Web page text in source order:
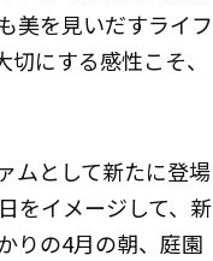
美を見いだすライフ
にする感性こそ、
ムとして新たに登場
をイメージして、新
りの4月の朝、庭園